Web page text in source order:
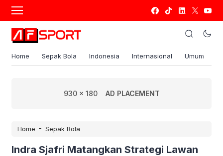
Home Sepak Bola Indonesia Internasional Umum
930 x 180 AD PLACEMENT
Home - Sepak Bola
Indra Sjafri Matangkan Strategi Lawan